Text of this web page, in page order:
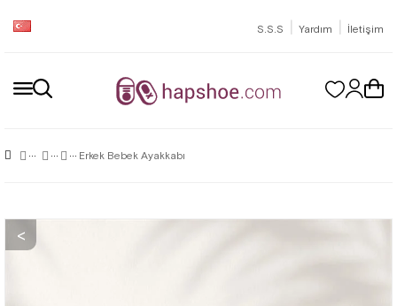
S.S.S | Yardım | İletişim
Erkek Bebek Ayakkabı